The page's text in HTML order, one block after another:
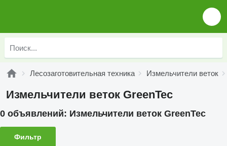
Лесозаготовительная техника Измельчители веток
Измельчители веток GreenTec
0 объявлений: Измельчители веток GreenTec
Фильтр